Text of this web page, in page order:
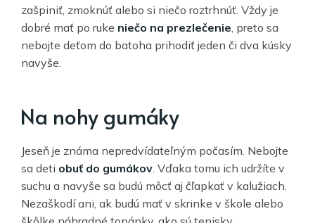
zašpiniť, zmoknúť alebo si niečo roztrhnúť. Vždy je
dobré mať po ruke niečo na prezlečenie , preto sa
nebojte deťom do batoha prihodiť jeden či dva kúsky
navyše.
Na nohy gumáky
Jeseň je známa nepredvídateľným počasím. Nebojte
sa deti obuť do gumákov . Vďaka tomu ich udržíte v
suchu a navyše sa budú môcť aj čľapkať v kalužiach.
Nezaškodí ani, ak budú mať v skrinke v škole alebo